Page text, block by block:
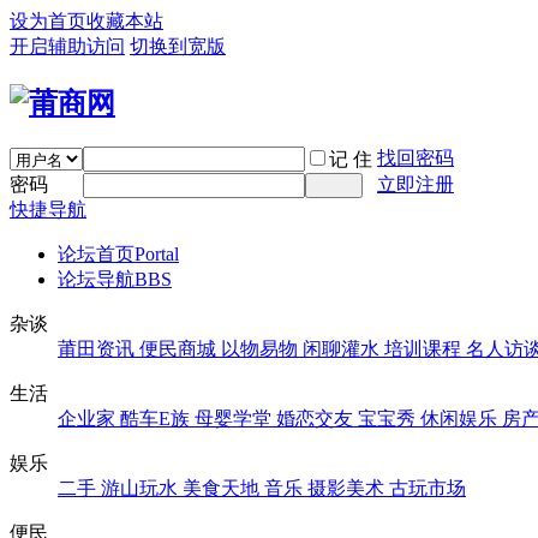
设为首页收藏本站
开启辅助访问 切换到宽版
记 住 找回密码
密码
立即注册
快捷导航
论坛首页Portal
论坛导航BBS
杂谈
莆田资讯 便民商城 以物易物 闲聊灌水 培训课程 名人访
生活
企业家 酷车E族 母婴学堂 婚恋交友 宝宝秀 休闲娱乐 房
娱乐
二手 游山玩水 美食天地 音乐 摄影美术 古玩市场
便民